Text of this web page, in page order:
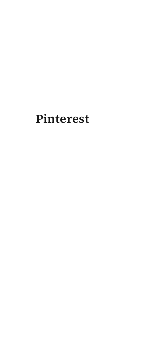
Pinterest